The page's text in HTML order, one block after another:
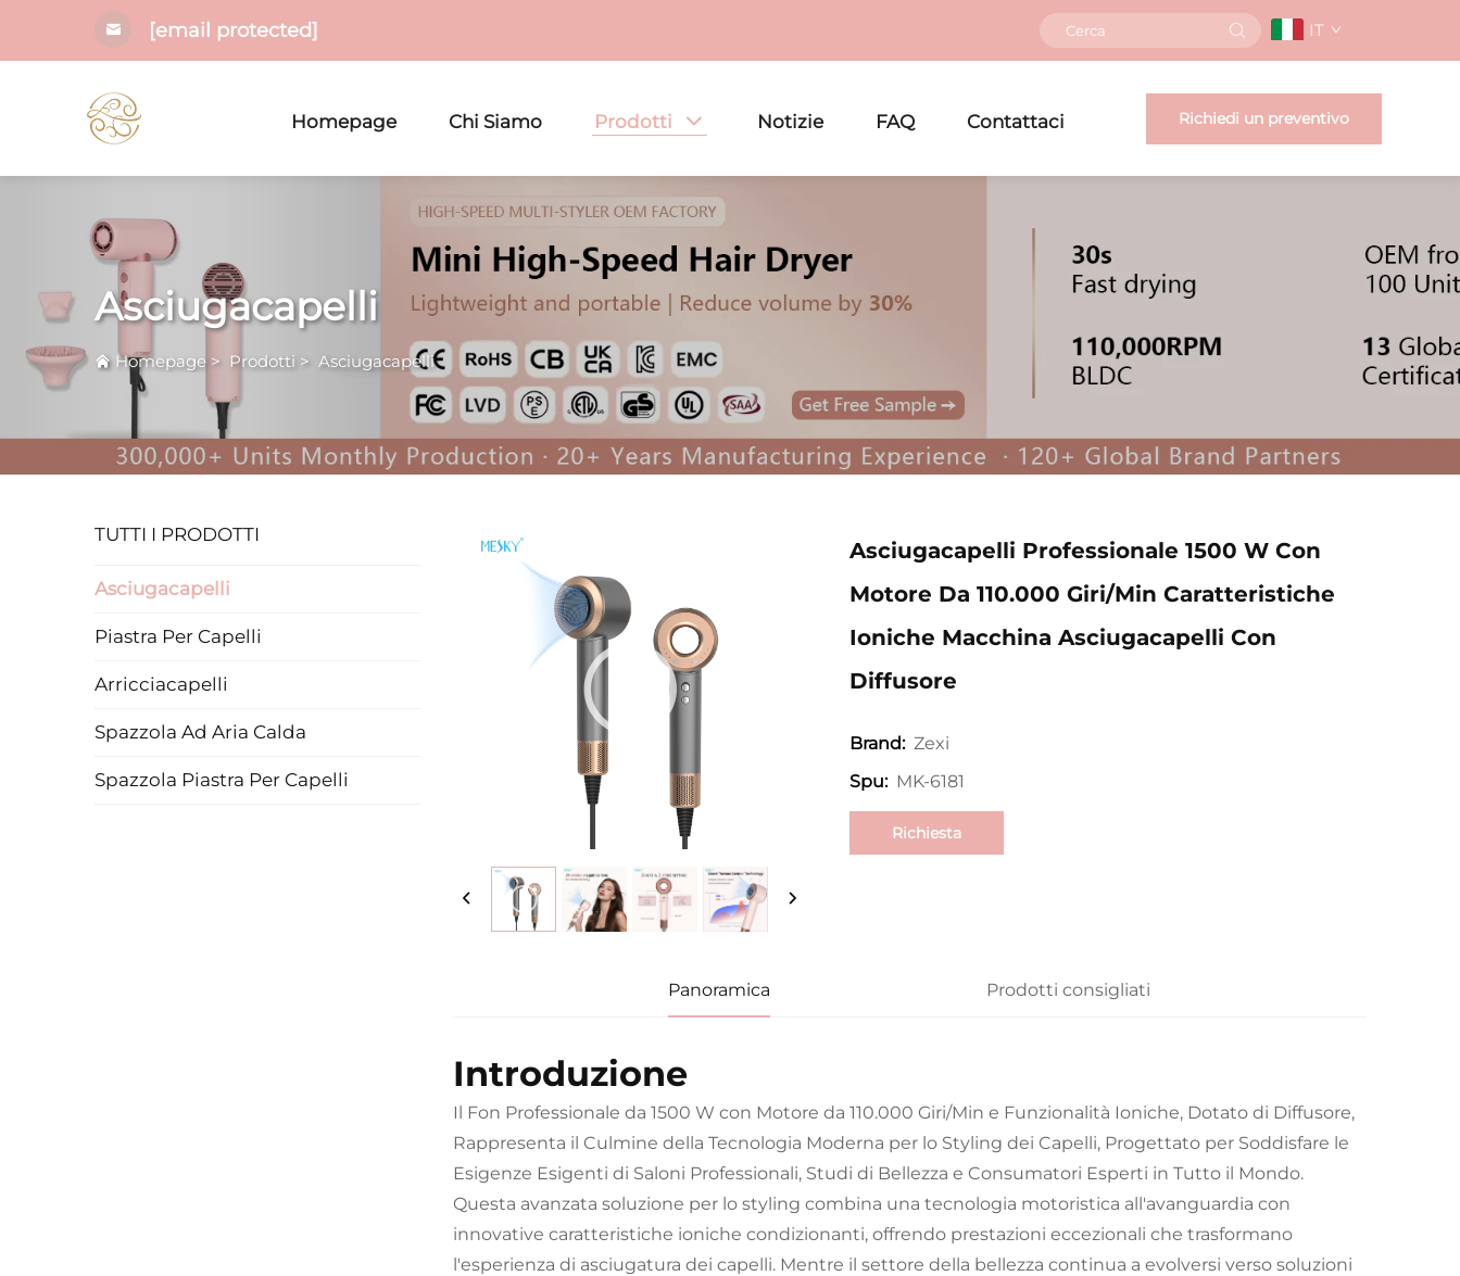
[email protected] IT
Homepage Chi Siamo Prodotti Notizie FAQ Contattaci Richiedi un preventivo
Asciugacapelli
Homepage > Prodotti > Asciugacapelli
TUTTI I PRODOTTI
Asciugacapelli
Piastra Per Capelli
Arricciacapelli
Spazzola Ad Aria Calda
Spazzola Piastra Per Capelli
Asciugacapelli Professionale 1500 W Con
Motore Da 110.000 Giri/min Caratteristiche
Ioniche Macchina Asciugacapelli Con
Diffusore
Brand: Zexi
Spu: MK-6181
Richiesta
Panoramica Prodotti consigliati
Introduzione
Il Fon Professionale da 1500 W con Motore da 110.000 Giri/Min e Funzionalità Ioniche, Dotato di Diffusore,
Rappresenta il Culmine della Tecnologia Moderna per lo Styling dei Capelli, Progettato per Soddisfare le
Esigenze Esigenti di Saloni Professionali, Studi di Bellezza e Consumatori Esperti in Tutto il Mondo.
Questa avanzata soluzione per lo styling combina una tecnologia motoristica all'avanguardia con
innovative caratteristiche ioniche condizionanti, offrendo prestazioni eccezionali che trasformano
l'esperienza di asciugatura dei capelli. Mentre il settore della bellezza continua a evolversi verso soluzioni